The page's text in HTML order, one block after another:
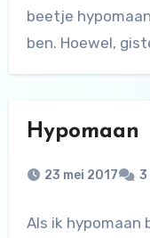
beetje
ben. Hoewel,
Hypomaan
23 mei 2017 3
Als ik hypomaan